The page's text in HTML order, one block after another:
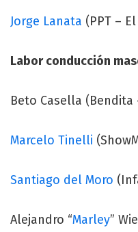
Jorge Lanata (PPT –
Labor conducción
Beto Casella (Bendita
Marcelo Tinelli
Santiago del Moro
Alejandro “Marley”